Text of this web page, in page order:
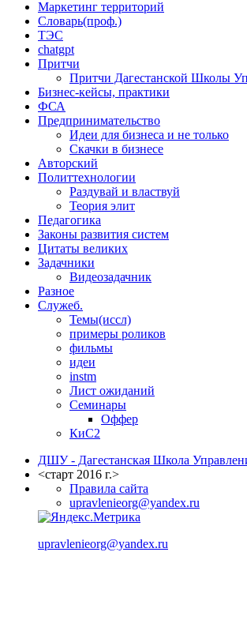
Маркетинг территорий
Словарь(проф.)
ТЭС
chatgpt
Притчи
Притчи Дагестанской Школы
Бизнес-кейсы, практики
ФСА
Предпринимательство
Идеи для бизнеса и не только
Скачки в бизнесе
Авторский
Политтехнологии
Раздувай и властвуй
Теория элит
​Педагогика
Законы развития систем
Цитаты великих
Задачники
Видеозадачник
Разное
Служеб.
Темы(иссл)
примеры роликов
фильмы
идеи
instm
Лист ожиданий
Семинары
Оффер
КиС2
ДШУ - Дагестанская Школа
<старт 2016 г.>
Правила сайта
upravlenieorg@yandex.ru
upravlenieorg@yandex.ru